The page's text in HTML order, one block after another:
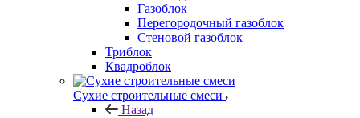
Газоблок
Перегородочный газоблок
Стеновой газоблок
Триблок
Квадроблок
Сухие строительные смеси
Назад